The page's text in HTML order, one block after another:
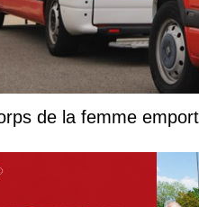
de la femme